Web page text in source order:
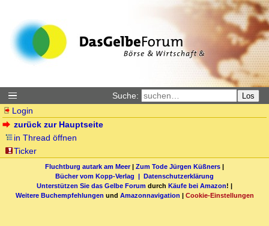
Suche: Los
Login
zurück zur Hauptseite
in Thread öffnen
Ticker
Fluchtburg autark am Meer| Zum Tode Jürgen Küßners |
Bücher vom Kopp-Verlag | Datenschutzerklärung
Unterstützen Sie das Gelbe Forum durch Käufe bei Amazon! |
Weitere Buchempfehlungen und Amazonnavigation | Cookie-Einstellungen